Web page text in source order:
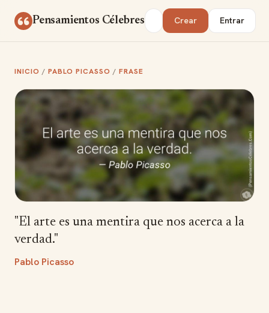
Pensamientos Célebres Buscar Crear Entrar
INICIO / PABLO PICASSO /FRASE
"El arte es una mentira que nos acerca a la
verdad."
Pablo Picasso